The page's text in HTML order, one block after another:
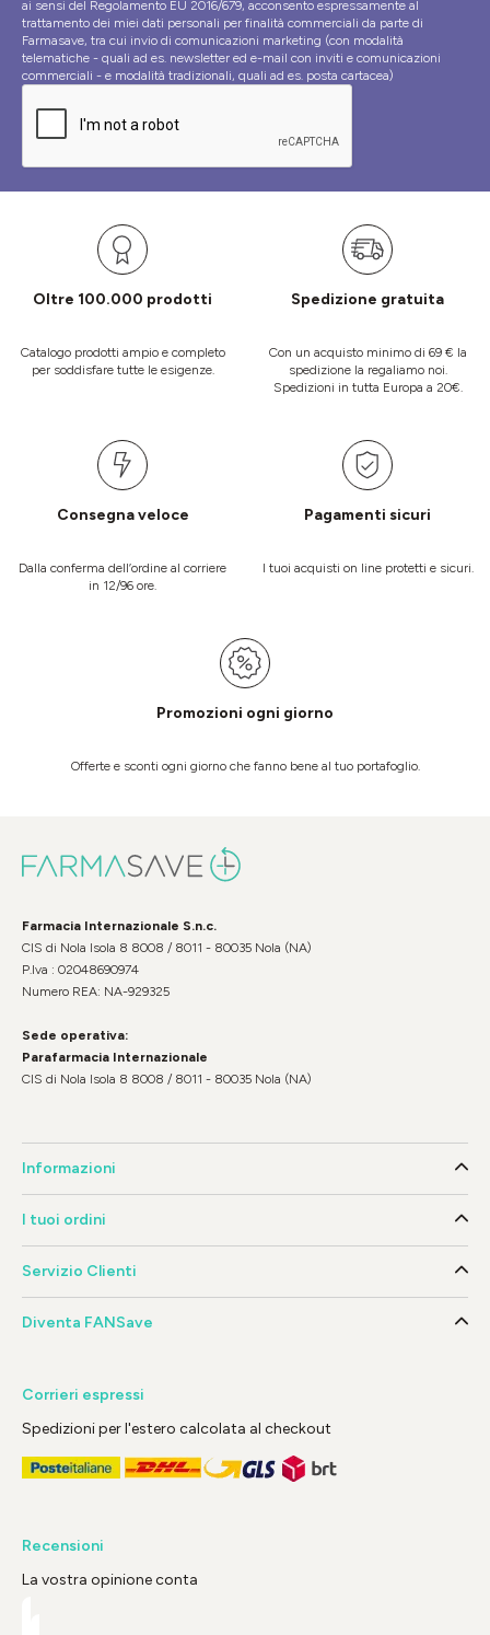
ai sensi del Regolamento EU 2016/679, acconsento espressamente al
trattamento dei miei dati personali per finalità commerciali da parte di
Farmasave, tra cui invio di comunicazioni marketing (con modalità
telematiche - quali ad es. newsletter ed e-mail con inviti e comunicazioni
commerciali - e modalità tradizionali, quali ad es. posta cartacea)
Oltre 100.000 prodotti
Catalogo prodotti ampio e completo
per soddisfare tutte le esigenze.
Spedizione gratuita
Con un acquisto minimo di 69 € la
spedizione la regaliamo noi.
Spedizioni in tutta Europa a 20€.
Consegna veloce
Dalla conferma dell’ordine al corriere
in 12/96 ore.
Pagamenti sicuri
I tuoi acquisti on line protetti e sicuri.
Promozioni ogni giorno
Offerte e sconti ogni giorno che fanno bene al tuo portafoglio.
Farmacia Internazionale S.n.c.
CIS di Nola Isola 8 8008 / 8011 - 80035 Nola (NA)
P.Iva : 02048690974
Numero REA: NA-929325
Sede operativa:
Parafarmacia Internazionale
CIS di Nola Isola 8 8008 / 8011 - 80035 Nola (NA)
Informazioni
I tuoi ordini
Servizio Clienti
Diventa FANSave
Corrieri espressi
Spedizioni per l'estero calcolata al checkout
Recensioni
La vostra opinione conta